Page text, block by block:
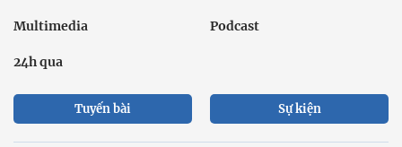
Multimedia Podcast
24h qua
Tuyến bài Sự kiện